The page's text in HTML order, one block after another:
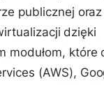
publicznej
dzięki
modułom, które
(AWS),